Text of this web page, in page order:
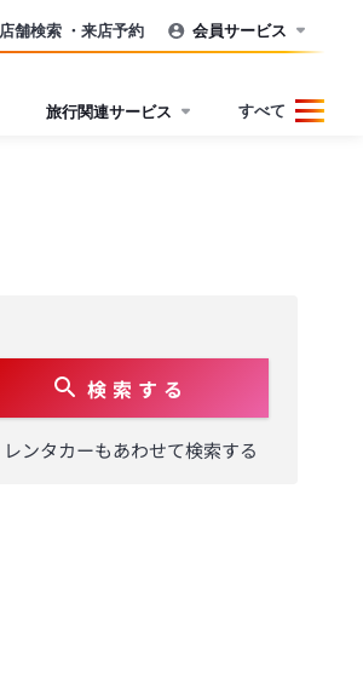
店舗検索 ・来店予約 会員サービス
旅行関連サービス すべて
検 索 す る
レンタカーもあわせて検索する